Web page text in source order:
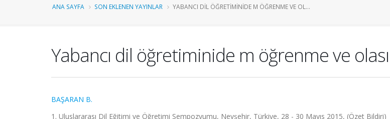
ANA SAYFA SON EKLENEN YAYINLAR YABANCI DIL ÖĞRETIMINIDE M ÖĞRENME VE OL...
Yabancı dil öğretiminide m öğrenme ve
BAŞARAN B.
1. Uluslararası Dil Eğitimi ve Öğretimi Sempozyumu, Nevşehir, Türkiye, 28 - 30 Mayıs 2015, (Özet Bildiri)